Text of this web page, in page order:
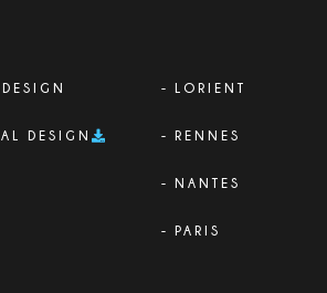
DESIGN
LORIENT
RENNES
NANTES
PARIS